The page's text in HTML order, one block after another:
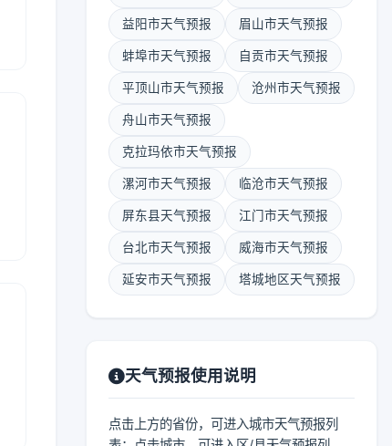
益阳市天气预报 眉山市天气预报
蚌埠市天气预报 自贡市天气预报
平顶山市天气预报 沧州市天气预报
舟山市天气预报
克拉玛依市天气预报
漯河市天气预报 临沧市天气预报
屏东县天气预报 江门市天气预报
台北市天气预报 威海市天气预报
延安市天气预报 塔城地区天气预报
天气预报使用说明
点击上方的省份，可进入城市天气预报列